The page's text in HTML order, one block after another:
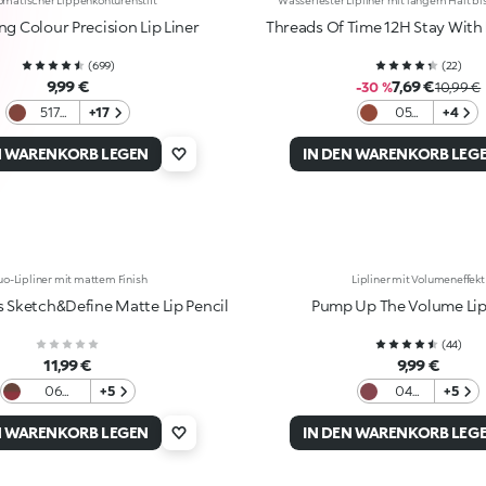
Colour Precision Lip Liner
(699)
9,99 €
517
Brown
+17
WARENKORB LEGEN
Threads Of Time 12H Stay
(22)
-30 %7,69 €10,99 €
05
Brick
+4
IN DEN WARENKORB
Lipliner mit mattem Finish
Sketch&Define Matte Lip Pencil
11,99 €
06
Mauve
+5
WARENKORB LEGEN
Lipliner mit Volumeneffekt
Pump Up The Volume
(44)
9,99 €
04
Of
Mauve
+5
IN DEN WARENKORB